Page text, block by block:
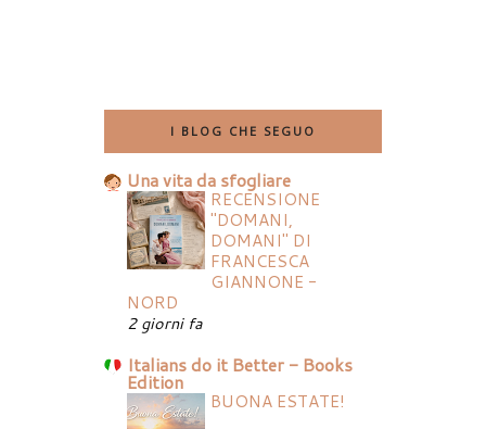
I BLOG CHE SEGUO
Una vita da sfogliare
RECENSIONE
"DOMANI,
DOMANI" DI
FRANCESCA
GIANNONE -
NORD
2 giorni fa
Italians do it Better - Books
Edition
BUONA ESTATE!